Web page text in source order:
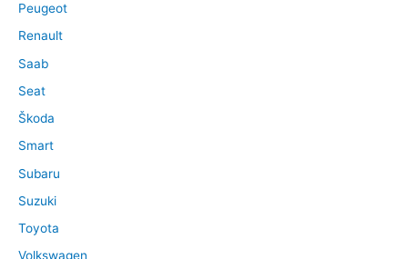
Peugeot
Renault
Saab
Seat
Škoda
Smart
Subaru
Suzuki
Toyota
Volkswagen